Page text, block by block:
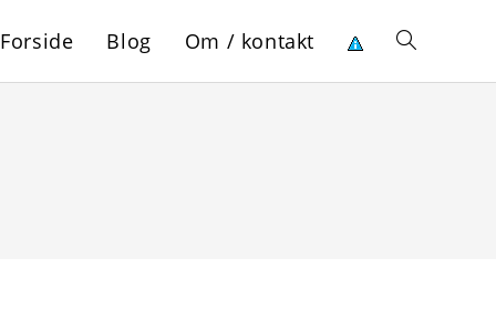
Forside Blog Om / kontakt Toggle